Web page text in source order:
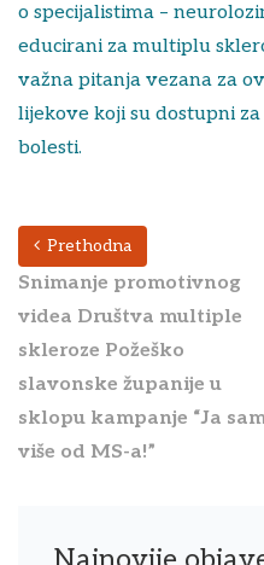
o specijalistima –
educirani za multiplu
važna pitanja vezana za
lijekove koji su dostupni
bolesti.
Prethodna
Snimanje promotivnog
videa Društva multiple
skleroze Požeško
slavonske županije u
sklopu kampanje “Ja
više od MS-a!”